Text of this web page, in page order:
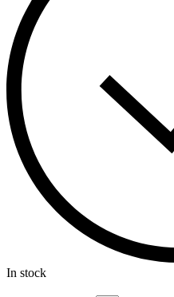
In stock